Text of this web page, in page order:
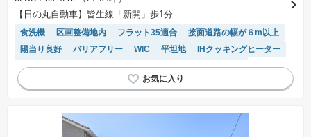
不動産会社によって表記有無が異なるため、ご自身で十分な確認をしていただくようにお願い
いたします。
場合があります。
【日の丸自動車】皆生線「新開」歩1分
食洗機 区画整備地内 フラット35適合
接面道路の幅が６m以上
陽当り良好
バリアフリー WIC 平坦地
IHクッキングヒーター
モニター付きインターホン
対面キッチン
閑静な住宅地
オール電化